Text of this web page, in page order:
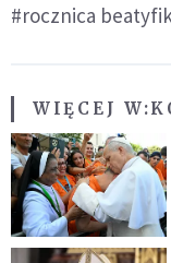
#rocznica
WIĘCEJ W: